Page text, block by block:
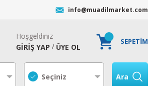
info@muadilmarket.com
Hoşgeldiniz
GİRİŞ YAP / ÜYE OL
SEPETİM
Ara